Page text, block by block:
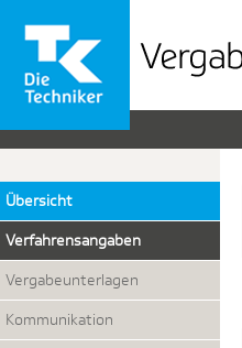
Vergabeportal
der
TK
Übersicht
Verfahrensangaben
Vergabeunterlagen
Kommunikation